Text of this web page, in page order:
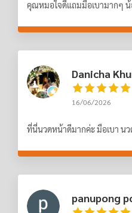
คุณหมอใจดีแถมมือเบามากๆ น้
Danicha
16/06/2026
ที่นี่นวดหน้าดีมากค่ะ มือเบา นว
panupong